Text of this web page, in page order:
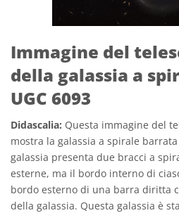
Immagine del
della galassia a
UGC 6093
Didascalia: Questa immagine del
mostra la galassia a spirale barrata
galassia presenta due bracci a
esterne, ma il bordo interno di
bordo esterno di una barra diritta
della galassia. Questa galassia è